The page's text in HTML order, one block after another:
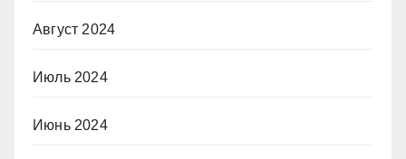
Август 2024
Июль 2024
Июнь 2024